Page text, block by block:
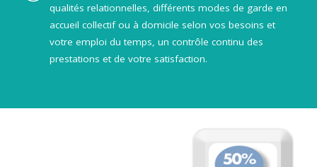
qualités relationnelles, différents modes de garde en
accueil collectif ou à domicile selon vos besoins et
votre emploi du temps, un contrôle continu des
prestations et de votre satisfaction.